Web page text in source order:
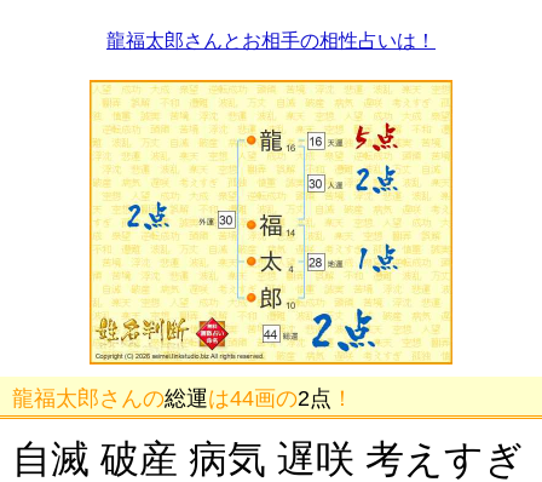
龍福太郎さんとお相手の相性占いは！
龍福太郎さんの総運は44画の2点 ！
自滅 破産 病気 遅咲 考えすぎ